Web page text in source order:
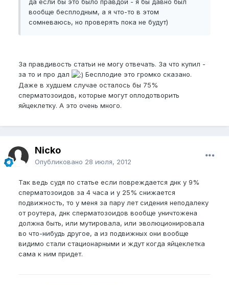
вообще бесплодным, а я что-то в этом
сомневаюсь, но проверять пока не будут)
За правдивость статьи не могу отвечать. За что купил -
за то и про дал
Бесплодие это громко сказано.
Даже в худшем случае осталось бы 75%
сперматозоидов, которые могут оплодотворить
яйцеклетку. А это очень много.
Nicko
Опубликовано 28 июля, 2012
Так ведь судя по статье если повреждается днк у 9%
сперматозоидов за 4 часа и у 25% снижается
подвижность, то у меня за пару лет сидения неподалеку
от роутера, днк сперматозоидов вообще уничтожена
должна быть, или мутировала, или эволюционировала
во что-нибудь другое, а из подвижных они вообще
видимо стали стационарными и ждут когда яйцеклетка
сама к ним придет.